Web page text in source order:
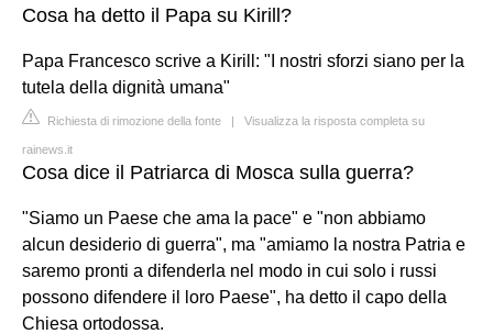
Cosa ha detto il Papa su Kirill?
Papa Francesco scrive a Kirill: "I nostri sforzi siano per la
tutela della dignità umana"
Richiesta di rimozione della fonte | Visualizza la risposta completa su
rainews.it
Cosa dice il Patriarca di Mosca sulla guerra?
"Siamo un Paese che ama la pace" e "non abbiamo
alcun desiderio di guerra", ma "amiamo la nostra Patria e
saremo pronti a difenderla nel modo in cui solo i russi
possono difendere il loro Paese", ha detto il capo della
Chiesa ortodossa.